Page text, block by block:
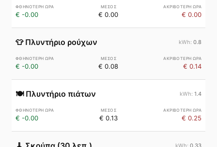
€ -0.00 € 0.00 € 0.00
👕 Πλυντήριο ρούχων 0.8
€ -0.00 € 0.08 € 0.14
🍽️ Πλυντήριο πιάτων 1.4
€ -0.00 € 0.13 € 0.25
0.33